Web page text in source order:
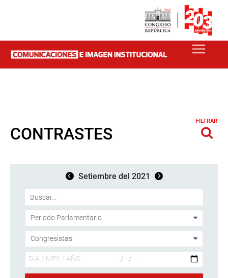
CONTRASTES
FILTRAR
Setiembre del 2021